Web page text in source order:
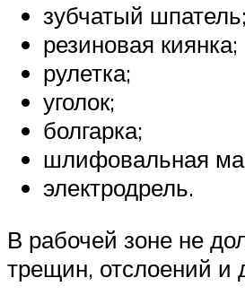
зубчатый шпатель;
резиновая киянка;
рулетка;
уголок;
болгарка;
шлифовальная
электродрель.
В рабочей зоне не
трещин, отслоений и